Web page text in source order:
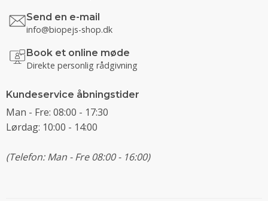
Send en e-mail
info@biopejs-shop.dk
Book et online møde
Direkte personlig rådgivning
Kundeservice åbningstider
Man - Fre: 08:00 - 17:30
Lørdag: 10:00 - 14:00
(Telefon: Man - Fre 08:00 - 16:00)